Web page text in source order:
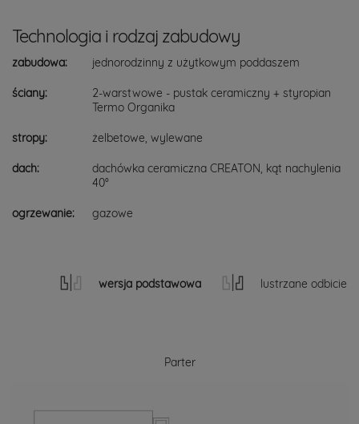
Technologia i rodzaj zabudowy
zabudowa: jednorodzinny z użytkowym poddaszem
ściany:
2-warstwowe - pustak ceramiczny + styropian
Termo Organika
stropy: żelbetowe, wylewane
dach:
dachówka ceramiczna CREATON, kąt nachylenia
40°
ogrzewanie: gazowe
wersja podstawowa lustrzane odbicie
Parter